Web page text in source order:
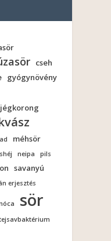
cseh
gyógynövény
jégkorong
méhsör
neipa pils
savanyú
erjesztés
sör